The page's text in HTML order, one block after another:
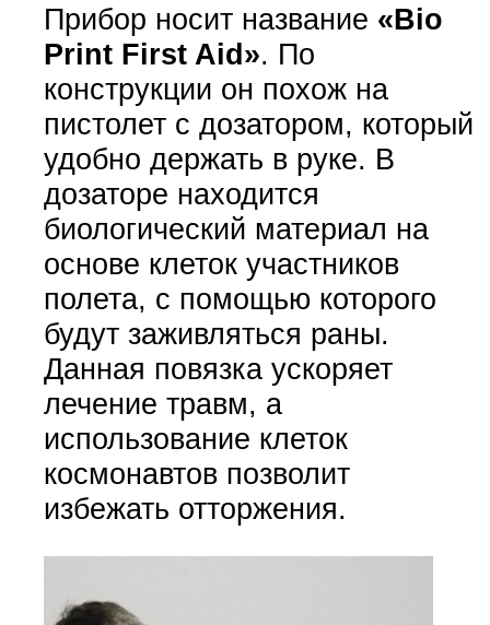
Прибор носит название «Bio
Print First Aid». По
конструкции он похож на
пистолет с дозатором, который
удобно держать в руке. В
дозаторе находится
биологический материал на
основе клеток участников
полета, с помощью которого
будут заживляться раны.
Данная повязка ускоряет
лечение травм, а
использование клеток
космонавтов позволит
избежать отторжения.